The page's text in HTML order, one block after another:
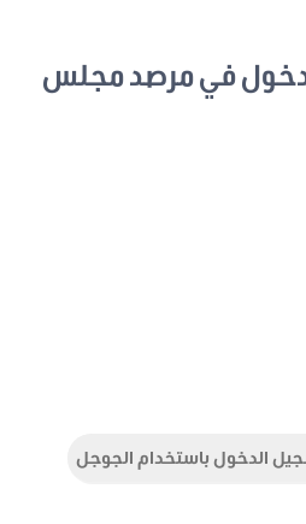
في مرصد مجلس
الدخول باستخدام الجوجل